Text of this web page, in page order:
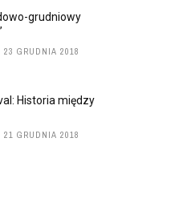
grudniowy
23 GRUDNIA 2018
Historia między
21 GRUDNIA 2018